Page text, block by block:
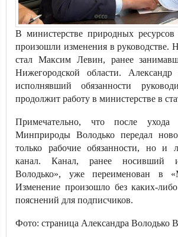
В министерстве природных ресурсов
произошли изменения в
стал Максим Левин, ранее
Нижегородской области. Александр
исполнявший обязанности
продолжит работу в министерстве в
Примечательно, что после
Минприроды Володько передал
только рабочие обязанности, но и
канал. Канал, ранее носивший
Володько», уже переименован в
Изменение произошло без каких-
пояснений для подписчиков.
Фото: страница Александра Володько